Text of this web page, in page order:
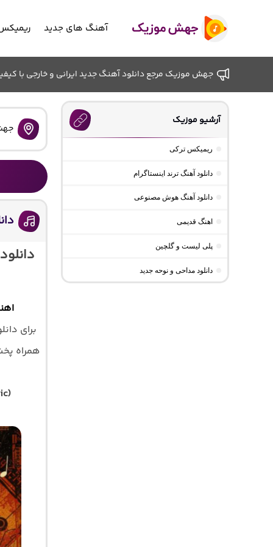
آهنگ های جدید
جهش موزیک مرجع دانلود آهنگ جدید ایرانی و خارجی با
برای
همراه پخش
آرشیو موزیک
ریمیکس ترکی
دانلود آهنگ ترند اینستاگرام
دانلود آهنگ هوش مصنوعی
اهنگ قدیمی
پلی لیست و گلچین
دانلود مداحی و نوحه جدید